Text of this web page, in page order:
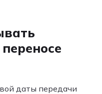
даты передачи